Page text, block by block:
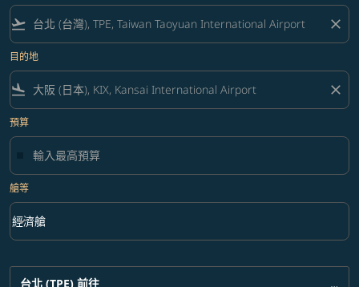
flight_takeoff close
目的地
flight_land close
預算
艙等
艙等 option 經濟艙 Selected
經濟艙
keyboard_arrow_down
台北 (TPE) 前往